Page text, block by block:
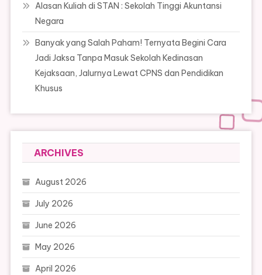
Alasan Kuliah di STAN : Sekolah Tinggi Akuntansi
Negara
Banyak yang Salah Paham! Ternyata Begini Cara
Jadi Jaksa Tanpa Masuk Sekolah Kedinasan
Kejaksaan, Jalurnya Lewat CPNS dan Pendidikan
Khusus
ARCHIVES
August 2026
July 2026
June 2026
May 2026
April 2026